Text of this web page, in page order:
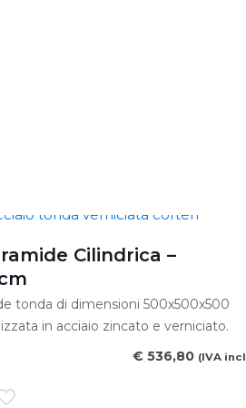
Cilindrica –
tonda di dimensioni 500x500x500
in acciaio zincato e verniciato.
€ 536,80 (IVA